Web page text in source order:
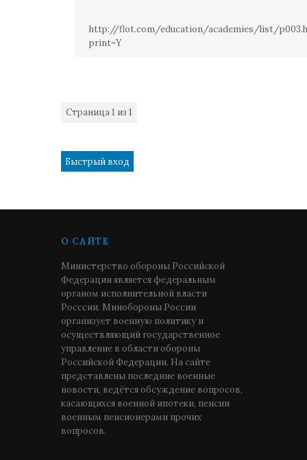
http://flot.com/education/academies/list/
print=Y
Страница1 из 1
О САЙТЕ
Министерство обороны Российской
Федерации является федеральным
органом исполнительной власти
Росссии. Минобороны России
организует военную политику и
осуществляющий государственное
управление в области обороны
Российской Федерации. На сайте
представлены последние военные
новости, ведётся обсуждение вопросов,
касающихся военной ипотеки, пенсии
военным пенсионерами прочих
вопросов.